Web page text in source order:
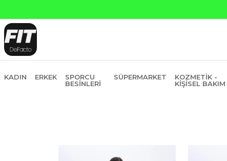
KADIN ERKEK
SPORCU
BESINLERI
SÜPERMARKET
KOZMETIK -
KIŞISEL BAKIM